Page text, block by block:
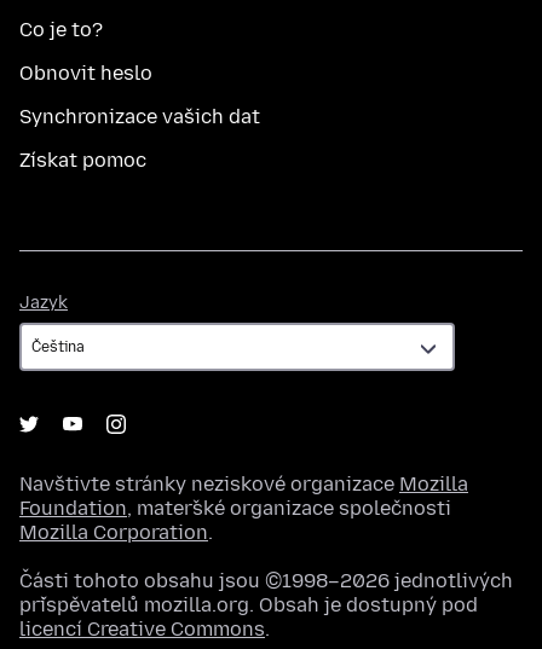
Co je to?
Obnovit heslo
Synchronizace vašich dat
Získat pomoc
Jazyk
Navštivte stránky neziskové organizace Mozilla
Foundation, mateřské organizace společnosti
Mozilla Corporation.
Části tohoto obsahu jsou ©1998–2026 jednotlivých
přispěvatelů mozilla.org. Obsah je dostupný pod
licencí Creative Commons.